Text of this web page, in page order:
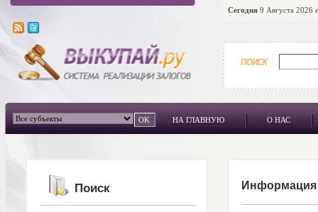
Сегодня 9 Августа 2026
НА ГЛАВНУЮ О НАС
Поиск Информация